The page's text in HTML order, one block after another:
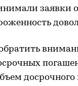
заявки
досрочного